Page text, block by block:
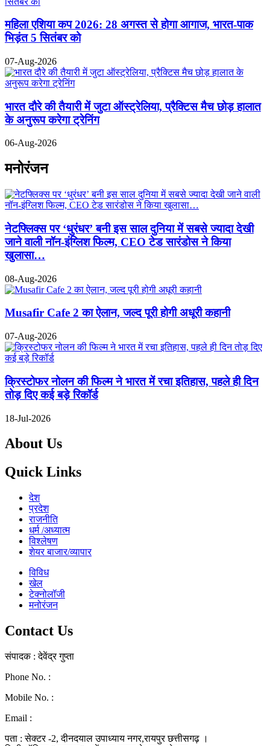
महिला एशिया कप 2026: 28 अगस्त से होगा आगाज, भारत-पाक
भिड़ंत 5 सितंबर को
07-Aug-2026
भारत दौरे की तैयारी में जुटा ऑस्ट्रेलिया, प्रैक्टिस मैच छोड़ हालात
के अनुरूप करेगा ट्रेनिंग
06-Aug-2026
मनोरंजन
नेटफ्लिक्स पर ‘धुरंधर’ बनी इस साल दुनिया में सबसे ज्यादा देखी
जाने वाली नॉन-इंग्लिश फिल्म, CEO टेड सारंडोस ने किया
खुलासा…
08-Aug-2026
Musafir Cafe 2 का ऐलान, जल्द पूरी होगी अधूरी कहानी
07-Aug-2026
क्रिस्टोफर नोलन की फिल्म ने भारत में रचा इतिहास, पहले ही दिन
तोड़ दिए कई बड़े रिकॉर्ड
18-Jul-2026
About Us
Quick Links
देश
प्रदेश
राजनीति
धर्म /अध्यात्म
विश्लेषण
शेयर बाजार/व्यापार
विविध
खेल
टेक्नोलॉजी
मनोरंजन
Contact Us
संपादक : देवेंद्र गुप्ता
Phone No. :
Mobile No. :
Email :
पता : सेक्टर -2, दीनदयाल उपाध्याय नगर,रायपुर छत्तीसगढ़ ।